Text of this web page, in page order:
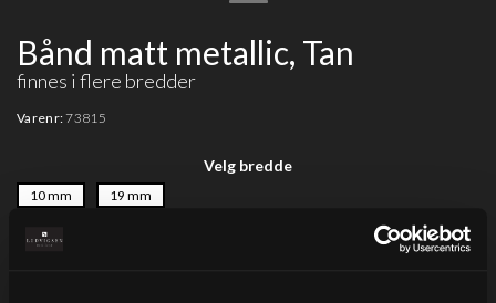
Bånd matt metallic, Tan
finnes i flere bredder
Varenr: 73815
Velg bredde
10 mm 19 mm